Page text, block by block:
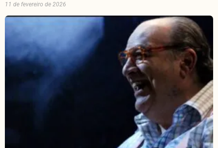
11 de fevereiro de 2026